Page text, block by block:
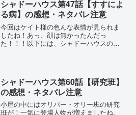
シャドーハウス第47話【すすによ
る病】の感想・ネタバレ注意
今回はケイト様の色んな表情が見られま
したね！あっ、顔は無かったんだっ
た！！！以下には、シャドーハウスの重
シャドーハウス第60話【研究班】
の感想・ネタバレ注意
小屋の中にはオリバー・オリー班の研究
班が！一気に登場人物が増えましたね。